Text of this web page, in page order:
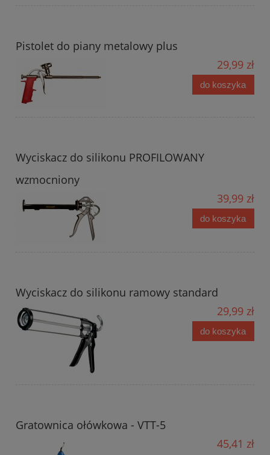
Pistolet do piany metalowy plus
29,99 zł
do koszyka
Wyciskacz do silikonu PROFILOWANY
wzmocniony
39,99 zł
do koszyka
Wyciskacz do silikonu ramowy standard
29,99 zł
do koszyka
Gratownica ołówkowa - VTT-5
45,41 zł